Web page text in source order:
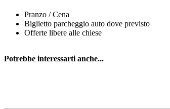
Pranzo / Cena
Biglietto parcheggio auto dove previsto
Offerte libere alle chiese
Potrebbe interessarti anche...